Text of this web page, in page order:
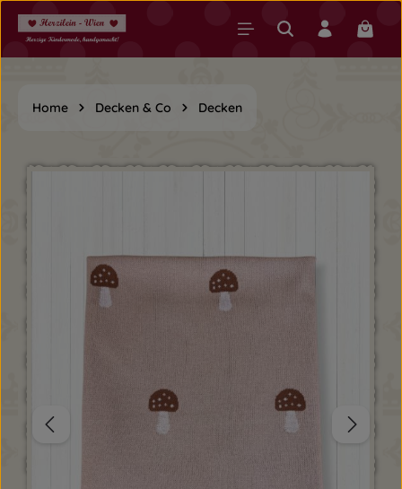
Zum Hauptinhalt springen
Home Decken & Co Decken
Bildergalerie überspringen